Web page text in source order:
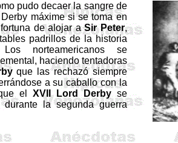
pudo decaer la sangre de
máxime si se toma en
de alojar aSir Peter,
padrillos de la historia
norteamericanos se
haciendo tentadoras
que las rechazó siempre
a su caballo con la
el XVII Lord Derbyse
durante la segunda guerra